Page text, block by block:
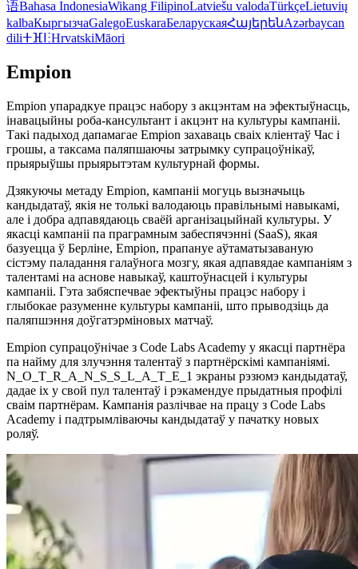
语Bahasa IndonesiaWikang FilipinoLatviešu valodaTürkçeLietuvių
kalbaКыргызчаGalegoEuskaraБеларускаяՀայերենAzərbaycan
diliⵜⴼⵏⵗHrvatskiMāori
Empion
Empion упарадкуе працэс набору з акцэнтам на эфектыўнасць,
інавацыйны роба-кансультант і акцэнт на культуры кампаніі.
Такі падыход дапамагае Empion захаваць сваіх кліентаў Час і
грошы, а таксама паляпшаючы затрымку супрацоўнікаў,
прыярыўшы прыярытэтам культурнай формы.
Дзякуючы метаду Empion, кампаніі могуць вызначыць
кандыдатаў, якія не толькі валодаюць правільнымі навыкамі,
але і добра адпавядаюць сваёй арганізацыйнай культуры. У
якасці кампаніі па праграмным забеспячэнні (SaaS), якая
базуецца ў Берліне, Empion, прапануе аўтаматызаваную
сістэму паладання галаўнога мозгу, якая адпавядае кампаніям з
талентамі на аснове навыкаў, каштоўнасцей і культуры
кампаніі. Гэта забяспечвае эфектыўны працэс набору і
глыбокае разуменне культуры кампаніі, што прыводзіць да
паляпшэння доўгатэрміновых матчаў.
Empion супрацоўнічае з Code Labs Academy у якасці партнёра
па найму для злучэння талентаў з партнёрскімі кампаніямі.
N_O_T_R_A_N_S_S_L_A_T_E_1 экраны рэзюмэ кандыдатаў,
дадае іх у свой пул талентаў і рэкамендуе прыдатныя профілі
сваім партнёрам. Кампанія разлічвае на працу з Code Labs
Academy і падтрымліваючы кандыдатаў у пачатку новых
роляў.